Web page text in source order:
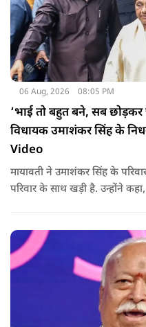
06 Aug, 2026 08:05 PM
‘भाई तो बहुत बने, सब
विधायक उमाशंकर सिंह के
Video
मायावती ने उमाशंकर सिंह के
परिवार के साथ खड़ी है. उन्होंने